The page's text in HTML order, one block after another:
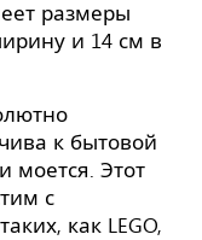
размеры
и 14 см в
к бытовой
моется. Этот
с
как LEGO,